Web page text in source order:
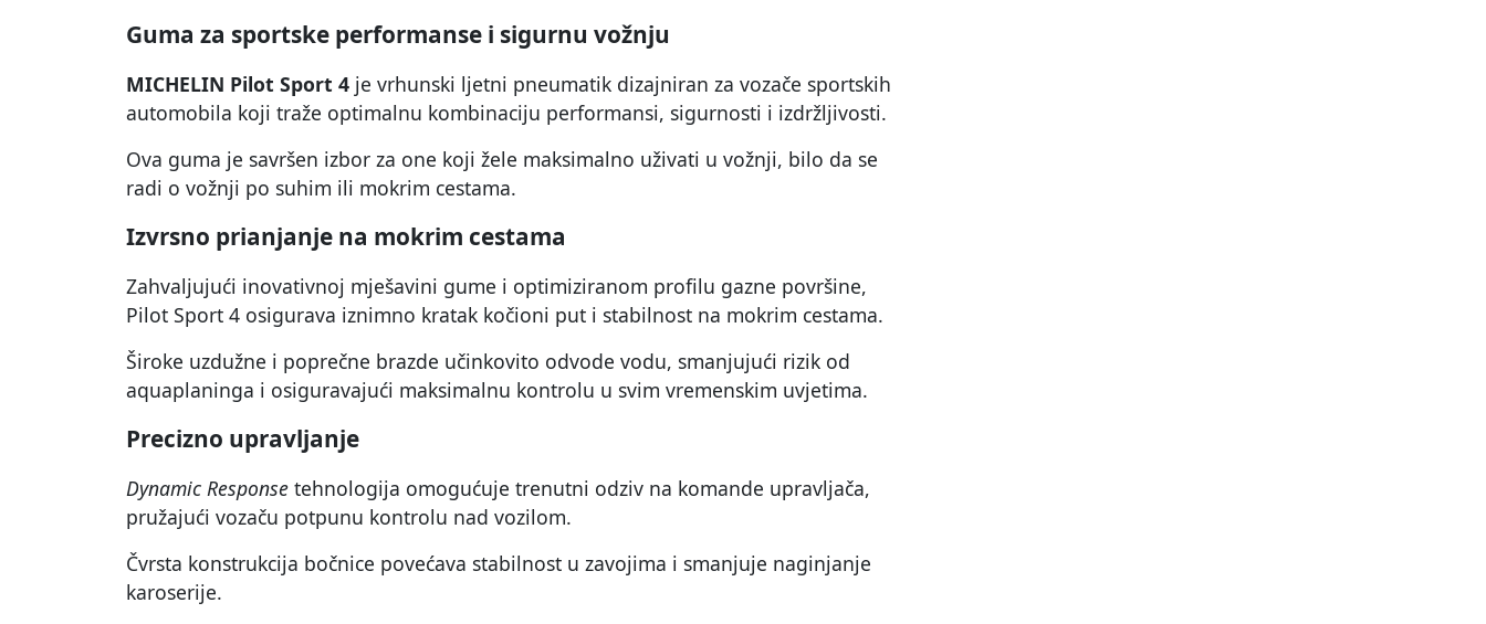
Guma za sportske performanse i sigurnu vožnju
MICHELIN Pilot Sport 4 je vrhunski ljetni pneumatik dizajniran za vozače sportskih
automobila koji traže optimalnu kombinaciju performansi, sigurnosti i izdržljivosti.
Ova guma je savršen izbor za one koji žele maksimalno uživati u vožnji, bilo da se
radi o vožnji po suhim ili mokrim cestama.
Izvrsno prianjanje na mokrim cestama
Zahvaljujući inovativnoj mješavini gume i optimiziranom profilu gazne površine,
Pilot Sport 4 osigurava iznimno kratak kočioni put i stabilnost na mokrim cestama.
Široke uzdužne i poprečne brazde učinkovito odvode vodu, smanjujući rizik od
aquaplaninga i osiguravajući maksimalnu kontrolu u svim vremenskim uvjetima.
Precizno upravljanje
Dynamic Response tehnologija omogućuje trenutni odziv na komande upravljača,
pružajući vozaču potpunu kontrolu nad vozilom.
Čvrsta konstrukcija bočnice povećava stabilnost u zavojima i smanjuje naginjanje
karoserije.